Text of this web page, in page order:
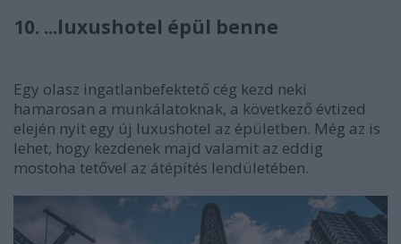
10. ...luxushotel épül benne
Egy olasz ingatlanbefektető cég kezd neki
hamarosan a munkálatoknak, a következő évtized
elején nyit egy új luxushotel az épületben. Még az is
lehet, hogy kezdenek majd valamit az eddig
mostoha tetővel az átépítés lendületében.